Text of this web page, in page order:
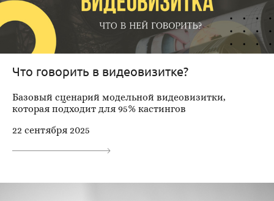
Что говорить в видеовизитке?
Базовый сценарий модельной видеовизитки,
которая подходит для 95% кастингов
22 сентября 2025